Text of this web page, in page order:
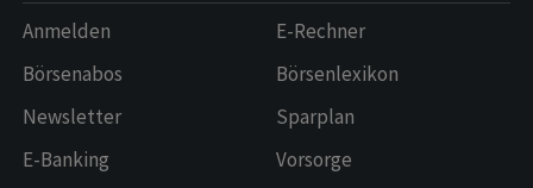
Anmelden
Börsenabos
Newsletter
E-Banking
E-Rechner
Börsenlexikon
Sparplan
Vorsorge